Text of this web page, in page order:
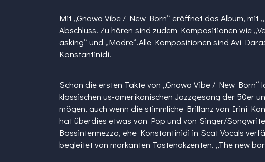
Mit „Gnawa Vibe / New Born“ eröffnet das Album, mit
Abschluss. Zu hören sind zudem Kompositionen wie
asking“ und „Madre“.Alle Kompositionen sind Avi
Konstantinidi.
Schon die ersten Takte von „Gnawa Vibe / New
klassischen us-amerikanischen Jazzgesang der 50er
mögen, auch wenn die stimmliche Brillanz von Irini
hat überdies etwas von Pop und von Singer/
Bassintermezzo, ehe Konstantinidi in Scat Vocals
begleitet von markanten Tastenakzenten. „The new